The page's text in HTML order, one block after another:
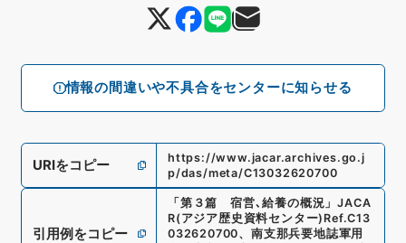
情報の間違いや不具合をセンターに知らせる
URIをコピー
https://www.jacar.archives.go.j
p/das/meta/C13032620700
引用例をコピー
「 第３篇 宿営､給養の概況 」JACA
R(アジア歴史資料センター) Ref.C13
032620700、 南支那兵要地誌軍用